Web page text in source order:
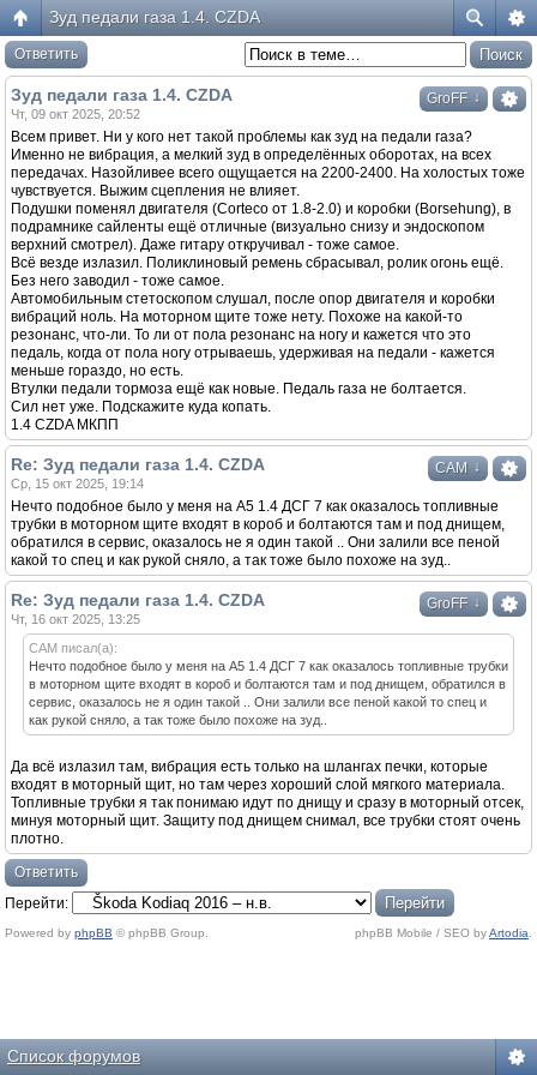
Зуд педали газа 1.4. CZDA
Ответить
GroFF ↓
Зуд педали газа 1.4. CZDA
Чт, 09 окт 2025, 20:52
Всем привет. Ни у кого нет такой проблемы как зуд на педали газа?
Именно не вибрация, а мелкий зуд в определённых оборотах, на всех
передачах. Назойливее всего ощущается на 2200-2400. На холостых тоже
чувствуется. Выжим сцепления не влияет.
Подушки поменял двигателя (Corteco от 1.8-2.0) и коробки (Borsehung), в
подрамнике сайленты ещё отличные (визуально снизу и эндоскопом
верхний смотрел). Даже гитару откручивал - тоже самое.
Всё везде излазил. Поликлиновый ремень сбрасывал, ролик огонь ещё.
Без него заводил - тоже самое.
Автомобильным стетоскопом слушал, после опор двигателя и коробки
вибраций ноль. На моторном щите тоже нету. Похоже на какой-то
резонанс, что-ли. То ли от пола резонанс на ногу и кажется что это
педаль, когда от пола ногу отрываешь, удерживая на педали - кажется
меньше гораздо, но есть.
Втулки педали тормоза ещё как новые. Педаль газа не болтается.
Сил нет уже. Подскажите куда копать.
1.4 CZDA МКПП
САМ ↓
Re: Зуд педали газа 1.4. CZDA
Ср, 15 окт 2025, 19:14
Нечто подобное было у меня на А5 1.4 ДСГ 7 как оказалось топливные
трубки в моторном щите входят в короб и болтаются там и под днищем,
обратился в сервис, оказалось не я один такой .. Они залили все пеной
какой то спец и как рукой сняло, а так тоже было похоже на зуд..
GroFF ↓
Re: Зуд педали газа 1.4. CZDA
Чт, 16 окт 2025, 13:25
САМ писал(а):
Нечто подобное было у меня на А5 1.4 ДСГ 7 как оказалось топливные трубки
в моторном щите входят в короб и болтаются там и под днищем, обратился в
сервис, оказалось не я один такой .. Они залили все пеной какой то спец и
как рукой сняло, а так тоже было похоже на зуд..
Да всё излазил там, вибрация есть только на шлангах печки, которые
входят в моторный щит, но там через хороший слой мягкого материала.
Топливные трубки я так понимаю идут по днищу и сразу в моторный отсек,
минуя моторный щит. Защиту под днищем снимал, все трубки стоят очень
плотно.
Ответить
Перейти:
Powered by phpBB © phpBB Group. phpBB Mobile / SEO byArtodia
Список форумов